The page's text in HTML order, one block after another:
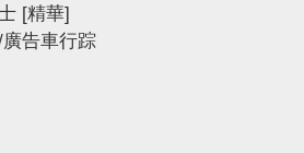
[精華]
告車行踪